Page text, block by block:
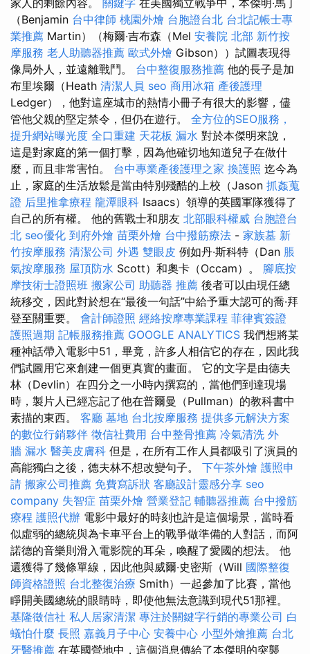
家人的剩餘內容。 關鍵字 在美國獨立戰爭中，本傑明·馬丁
（Benjamin 台中律師 桃園外燴 台胞證台北 台北記帳士專
業推薦 Martin）（梅爾·吉布森（Mel 安養院 北部 新竹按
摩服務 老人助聽器推薦 歐式外燴 Gibson））試圖表現得
像局外人，並遠離戰鬥。 台中整復服務推薦 他的長子是加
布里埃爾（Heath 清潔人員 seo 商用冰箱 產後護理
Ledger），他對這座城市的熱情小冊子有很大的影響，儘
管他父親的堅定禁令，但仍在遊行。 全方位的SEO服務，
提升網站曝光度 全口重建 天花板 漏水 對於本傑明來說，
這是對家庭的第一個打擊，因為他確切地知道兒子在做什
麼，而且非常害怕。 台中專業產後護理之家 換護照 迄今為
止，家庭的生活放鬆是當由特別殘酷的上校（Jason 抓姦蒐
證 后里推拿療程 龍潭眼科 Isaacs）領導的英國軍隊獲得了
自己的所有權。 他的舊戰士和朋友 北部眼科權威 台胞證台
北 seo優化 到府外燴 苗栗外燴 台中撥筋療法 - 家族墓 新
竹按摩服務 清潔公司 外遇 雙眼皮 例如丹·斯科特（Dan 脹
氣按摩服務 屋頂防水 Scott）和奧卡（Occam）。 腳底按
摩技術士證照班 搬家公司 助聽器 推薦 後者可以由現任總
統移交，因此對於想在“最後一句話”中給予重大認可的喬·拜
登至關重要。 會計師證照 經絡按摩專業課程 菲律賓簽證
護照過期 記帳服務推薦 GOOGLE ANALYTICS 我們想將某
種神話帶入電影中51，畢竟，許多人相信它的存在，因此我
們試圖用它來創建一個更真實的畫面。 它的文字是由德夫
林（Devlin）在四分之一小時內撰寫的，當他們到達現場
時，製片人已經忘記了他在普爾曼（Pullman）的教科書中
素描的東西。 客廳 墓地 台北按摩服務 提供多元解決方案
的數位行銷夥伴 徵信社費用 台中整骨推薦 冷氣清洗 外
牆 漏水 醫美皮膚科 但是，在所有工作人員都吸引了演員的
高能獨白之後，德夫林不想改變句子。 下午茶外燴 護照申
請 搬家公司推薦 免費寫訴狀 客廳設計靈感分享 seo
company 失智症 苗栗外燴 營業登記 輔聽器推薦 台中撥筋
療程 護照代辦 電影中最好的時刻也許是這個場景，當時看
似虛弱的總統與為卡車平台上的戰爭做準備的人對話，而阿
諾德的音樂則滑入電影院的耳朵，喚醒了愛國的想法。 他
還獲得了幾條單線，因此他與威爾·史密斯（Will 國際整復
師資格證照 台北整復治療 Smith）一起參加了比賽，當他
睜開美國總統的眼睛時，即使他無法意識到現代51那裡。
基隆徵信社 私人居家清潔 專注於關鍵字行銷的專業公司 白
蟻怕什麼 長照 嘉義月子中心 安養中心 小型外燴推薦 台北
牙醫推薦 在英國營地中，這個消息傳給了本傑明的突襲